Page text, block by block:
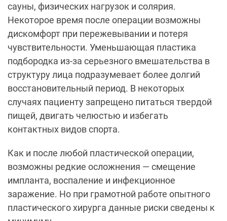
сауны, физических нагрузок и солярия.
Некоторое время после операции возможны
дискомфорт при пережевывании и потеря
чувствительности. Уменьшающая пластика
подбородка из-за серьезного вмешательства в
структуру лица подразумевает более долгий
восстановительный период. В некоторых
случаях пациенту запрещено питаться твердой
пищей, двигать челюстью и избегать
контактных видов спорта.
Как и после любой пластической операции,
возможны редкие осложнения — смещение
импланта, воспаление и инфекционное
заражение. Но при грамотной работе опытного
пластического хирурга данные риски сведены к